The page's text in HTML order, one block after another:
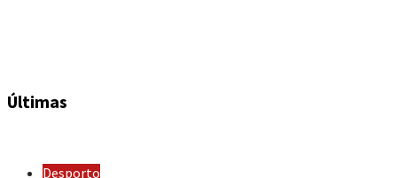
Últimas
Desporto